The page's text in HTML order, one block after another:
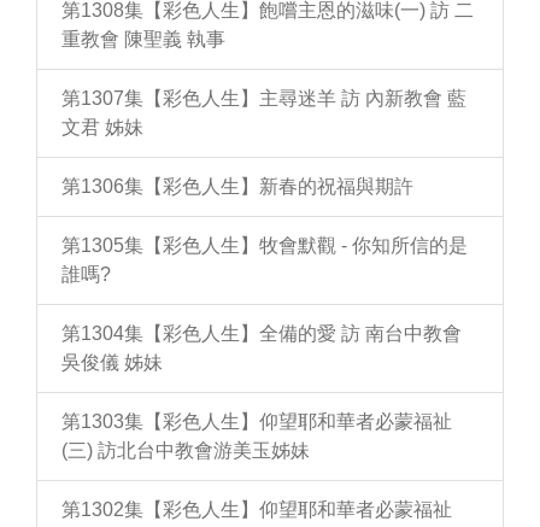
第1308集【彩色人生】飽嚐主恩的滋味(一) 訪 二
重教會 陳聖義 執事
第1307集【彩色人生】主尋迷羊 訪 內新教會 藍
文君 姊妹
第1306集【彩色人生】新春的祝福與期許
第1305集【彩色人生】牧會默觀 - 你知所信的是
誰嗎?
第1304集【彩色人生】全備的愛 訪 南台中教會
吳俊儀 姊妹
第1303集【彩色人生】仰望耶和華者必蒙福祉
(三) 訪北台中教會游美玉姊妹
第1302集【彩色人生】仰望耶和華者必蒙福祉